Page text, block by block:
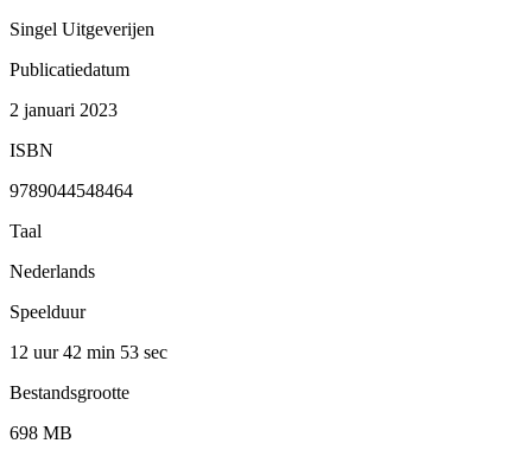
Singel Uitgeverijen
Publicatiedatum
2 januari 2023
ISBN
9789044548464
Taal
Nederlands
Speelduur
12 uur 42 min 53 sec
Bestandsgrootte
698 MB